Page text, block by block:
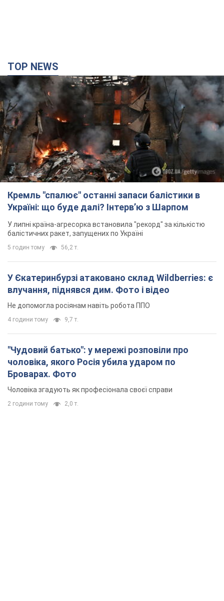
TOP NEWS
Кремль "спалює" останні запаси балістики в
Україні: що буде далі? Інтерв’ю з Шарпом
У липні країна-агресорка встановила "рекорд" за кількістю
балістичних ракет, запущених по Україні
5 годин тому 56,2 т.
У Єкатеринбурзі атаковано склад Wildberries: є
влучання, піднявся дим. Фото і відео
Не допомогла росіянам навіть робота ППО
4 години тому 9,7 т.
"Чудовий батько": у мережі розповіли про
чоловіка, якого Росія убила ударом по
Броварах. Фото
Чоловіка згадують як професіонала своєї справи
2 години тому 2,0 т.